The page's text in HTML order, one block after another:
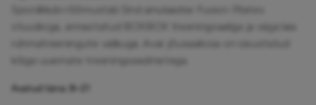
Spordiklubi rõõmustab Sind ainulaadse Fusion Pilates
stuudioga, armastatud BOXBOX treeningsaaliga ja väga laia
rühmatreeningute valikuga. Avar jõusaaliosa on sisustatud
Avatud täna: